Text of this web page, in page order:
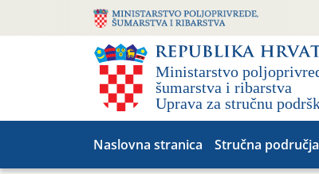
Naslovna stranica Stručna područja